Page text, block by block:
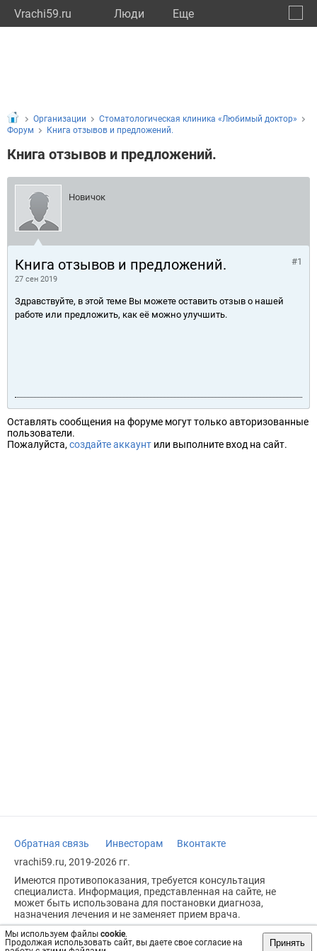
Vrachi59.ru Люди Eще
Мы используем файлы cookie.
Продолжая использовать сайт, вы даете свое согласие на
Принять
Организации
Стоматологическая клиника «Любимый доктор»
Форум
Книга отзывов и предложений.
Книга отзывов и предложений.
Новичок
Книга отзывов и предложений.
27 сен 2019
#1
Здравствуйте, в этой теме Вы можете оставить отзыв о нашей
работе или предложить, как её можно улучшить.
Оставлять сообщения на форуме могут только авторизованные
пользователи.
Пожалуйста, создайте аккаунт или выполните вход на сайт.
Обратная связь Инвесторам
Вконтакте
vrachi59.ru, 2019-2026 гг.
Имеются противопоказания, требуется консультация
специалиста. Информация, представленная на сайте, не
может быть использована для постановки диагноза,
назначения лечения и не заменяет прием врача.
Возрастное ограничение: 18+